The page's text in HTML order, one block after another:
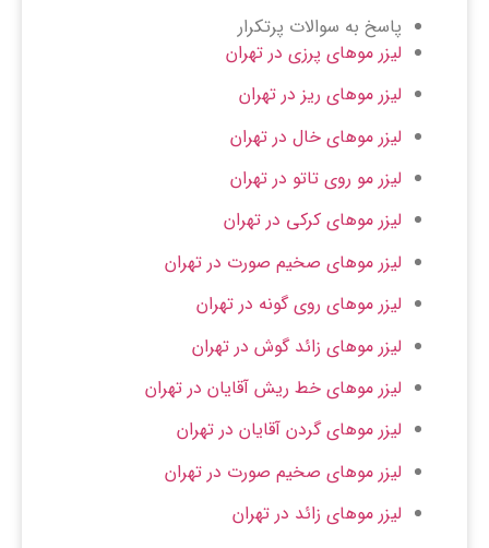
پاسخ به سوالات پرتکرار
لیزر موهای پرزی در تهران
لیزر موهای ریز در تهران
لیزر موهای خال در تهران
لیزر مو روی تاتو در تهران
لیزر موهای کرکی در تهران
لیزر موهای صخیم صورت در تهران
لیزر موهای روی گونه در تهران
لیزر موهای زائد گوش در تهران
لیزر موهای خط ریش آقایان در تهران
لیزر موهای گردن آقایان در تهران
لیزر موهای صخیم صورت در تهران
لیزر موهای زائد در تهران